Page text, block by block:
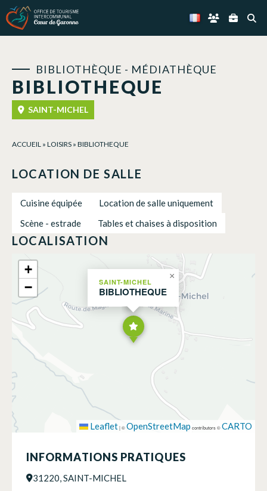
BIBLIOTHEQUE
BIBLIOTHÈQUE - MÉDIATHÈQUE
SAINT-MICHEL
ACCUEIL » LOISIRS » BIBLIOTHEQUE
LOCATION DE SALLE
Cuisine équipée
Location de salle uniquement
Scène - estrade
Tables et chaises à disposition
LOCALISATION
SAINT-MICHEL
BIBLIOTHEQUE
×
+
−
Leaflet|©OpenStreetMap contributors ©CARTO
INFORMATIONS PRATIQUES
31220, SAINT-MICHEL
Panneau de gestion des cookies